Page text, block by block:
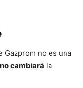
Gazprom no es una
cambiará la